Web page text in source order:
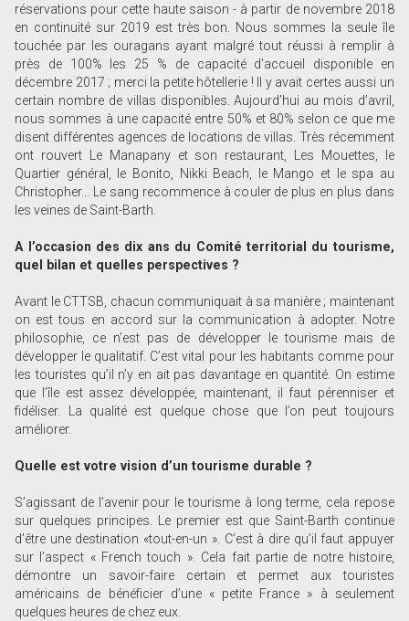
réservations pour cette haute saison - à partir de novembre 2018
en continuité sur 2019 est très bon. Nous sommes la seule île
touchée par les ouragans ayant malgré tout réussi à remplir à
près de 100% les 25 % de capacité d’accueil disponible en
décembre 2017 ; merci la petite hôtellerie ! Il y avait certes aussi un
certain nombre de villas disponibles. Aujourd’hui au mois d’avril,
nous sommes à une capacité entre 50% et 80% selon ce que me
disent différentes agences de locations de villas. Très récemment
ont rouvert Le Manapany et son restaurant, Les Mouettes, le
Quartier général, le Bonito, Nikki Beach, le Mango et le spa au
Christopher… Le sang recommence à couler de plus en plus dans
les veines de Saint-Barth.
A l’occasion des dix ans du Comité territorial du tourisme,
quel bilan et quelles perspectives ?
Avant le CTTSB, chacun communiquait à sa manière ; maintenant
on est tous en accord sur la communication à adopter. Notre
philosophie, ce n’est pas de développer le tourisme mais de
développer le qualitatif. C’est vital pour les habitants comme pour
les touristes qu’il n’y en ait pas davantage en quantité. On estime
que l’île est assez développée, maintenant, il faut pérenniser et
fidéliser. La qualité est quelque chose que l’on peut toujours
améliorer.
Quelle est votre vision d’un tourisme durable ?
S’agissant de l’avenir pour le tourisme à long terme, cela repose
sur quelques principes. Le premier est que Saint-Barth continue
d’être une destination «tout-en-un ». C’est à dire qu’il faut appuyer
sur l’aspect « French touch ». Cela fait partie de notre histoire,
démontre un savoir-faire certain et permet aux touristes
américains de bénéficier d’une « petite France » à seulement
quelques heures de chez eux.